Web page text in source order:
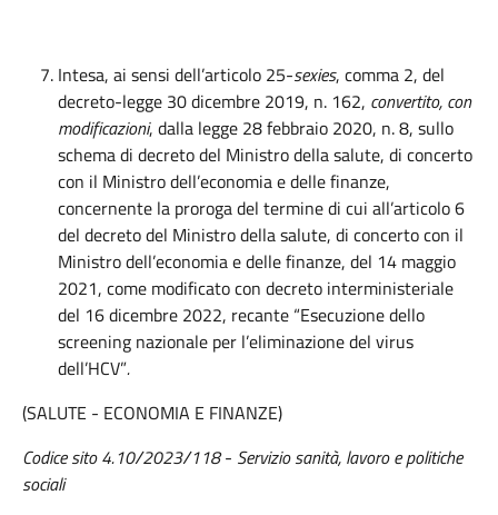
Intesa, ai sensi dell’articolo 25-sexies, comma 2, del
decreto-legge 30 dicembre 2019, n. 162, convertito, con
modificazioni, dalla legge 28 febbraio 2020, n. 8, sullo
schema di decreto del Ministro della salute, di concerto
con il Ministro dell’economia e delle finanze,
concernente la proroga del termine di cui all’articolo 6
del decreto del Ministro della salute, di concerto con il
Ministro dell’economia e delle finanze, del 14 maggio
2021, come modificato con decreto interministeriale
del 16 dicembre 2022, recante “Esecuzione dello
screening nazionale per l’eliminazione del virus
dell’HCV”.
(SALUTE - ECONOMIA E FINANZE)
Codice sito 4.10/2023/118- Servizio sanità, lavoro e politiche
sociali